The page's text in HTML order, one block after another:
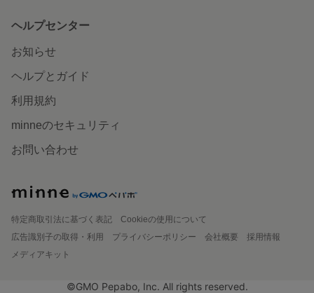
ヘルプセンター
お知らせ
ヘルプとガイド
利用規約
minneのセキュリティ
お問い合わせ
特定商取引法に基づく表記
Cookieの使用について
広告識別子の取得・利用
プライバシーポリシー 会社概要
採用情報
メディアキット
©GMO Pepabo, Inc. All rights reserved.